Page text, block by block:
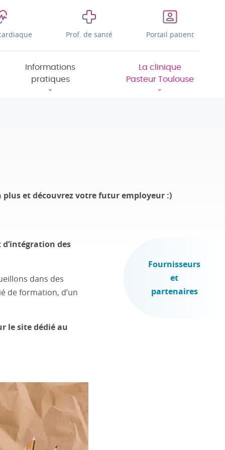
Prof. de santé Portail patient
Informations
pratiques
La clinique
Pasteur Toulouse
plus et découvrez votre futur employeur :)
Fournisseurs
et
partenaires
des
dans des
de formation, d’un
le site dédié au